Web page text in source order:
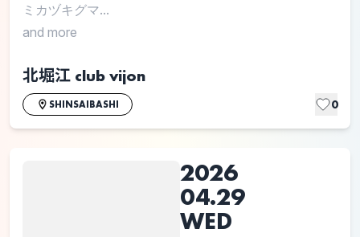
ミカヅキグマ...
and more
北堀江 club vijon
SHINSAIBASHI 0
2026
04.29
WED